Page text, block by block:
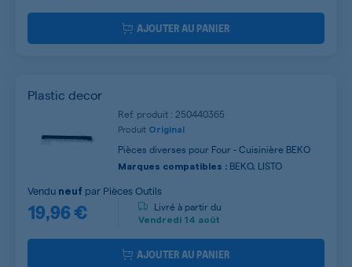
AJOUTER AU PANIER
Plastic decor
Ref. produit : 250440365
Produit Original
Pièces diverses pour Four - Cuisinière BEKO
Marques compatibles : BEKO, LISTO
19,96 €
Vendu neuf par Pièces Outils
Livré à partir du
Vendredi 14 août
AJOUTER AU PANIER